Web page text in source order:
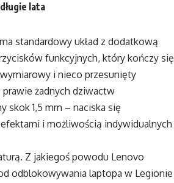
lata
standardowy układ z dodatkową
funkcyjnych, który kończy się
i nieco przesunięty
żadnych dziwactw
skok 1,5 mm – naciska się
i możliwością indywidualnych
Z jakiegoś powodu Lenovo
odblokowywania laptopa w Legionie